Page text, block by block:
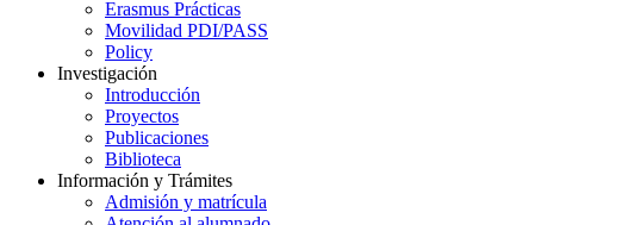
Erasmus Prácticas
Movilidad PDI/PASS
Policy
Investigación
Introducción
Proyectos
Publicaciones
Biblioteca
Información y Trámites
Admisión y matrícula